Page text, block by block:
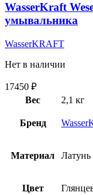
WasserKraft
умывальника
WasserKRAFT
Нет в наличии
17450 ₽
Вес
2,1 кг
Бренд
Материал Латунь
Цвет